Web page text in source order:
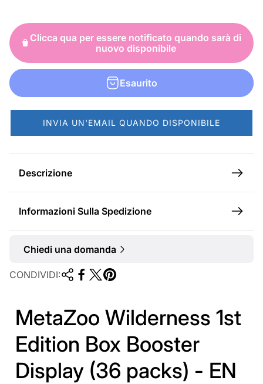
o
n
o
r
m
a
l
Clicca qua per essere notificato quando sarà di
nuovo disponibile
Esaurito
INVIA UN'EMAIL QUANDO DISPONIBILE
Descrizione
Informazioni Sulla Spedizione
Chiedi una domanda
CONDIVIDI:
MetaZoo Wilderness 1st
Edition Box Booster
Display (36 packs) - EN